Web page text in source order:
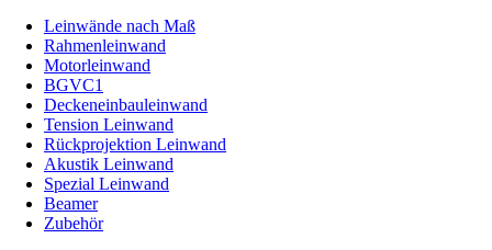
Leinwände nach Maß
Rahmenleinwand
Motorleinwand
BGVC1
Deckeneinbauleinwand
Tension Leinwand
Rückprojektion Leinwand
Akustik Leinwand
Spezial Leinwand
Beamer
Zubehör